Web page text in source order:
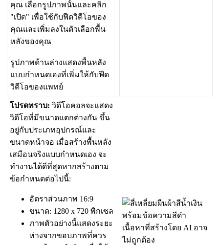
คณ เลอกรปภาพนนและคลก
"เปด" เพอใชกบฟดวดโอของ
คณและเพมลงในตวเลอกพน
หลงของคณ
รปภาพดานลางแสดงพนหลง
แบบกหนดเองทเพมใหกบฟด
วดโอของแพทย
โปรดทราบ: วดโอคอลจะแสดง
วดโอทมขนาดแตกตางกน ขน
อยกบประเภทอปกรณและ
ขนาดหนาจอ เมอสรางพนหลง
เสมอนจรงแบบกหนดเอง จะ
ทงานไดดทสดหากสรางตาม
ขอกหนดตอไปน:
อตราสวนภาพ 16:9
ขนาด: 1280 x 720 พกเซล
ภาพตวอยางนแสดงระยะ
หางจากขอบภาพทควร